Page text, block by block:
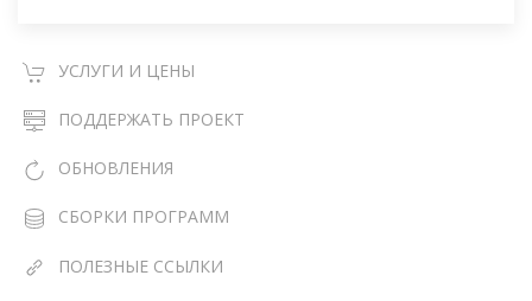
УСЛУГИ И ЦЕНЫ
ПОДДЕРЖАТЬ ПРОЕКТ
ОБНОВЛЕНИЯ
СБОРКИ ПРОГРАММ
ПОЛЕЗНЫЕ ССЫЛКИ